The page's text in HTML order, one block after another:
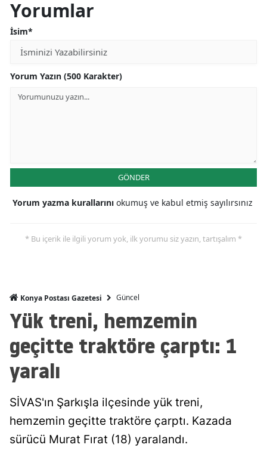
Malatya
Muş
Nevşehir
Ordu
Rize
Yorumlar
İsim*
Yorum Yazın (500 Karakter)
GÖNDER
Yorum yazma kurallarını okumuş ve kabul etmiş sayılırsınız
* Bu içerik ile ilgili yorum yok, ilk yorumu siz yazın, tartışalım *
Konya Postası Gazetesi Güncel
Yük treni, hemzemin
geçitte traktöre çarptı: 1
yaralı
SİVAS'ın Şarkışla ilçesinde yük treni,
hemzemin geçitte traktöre çarptı. Kazada
sürücü Murat Fırat (18) yaralandı.